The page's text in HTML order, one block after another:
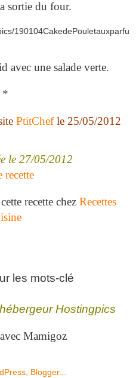
sortie du four.
avec une salade verte.
*
PtitChefle 25/05/2012
le 27/05/2012
recette
recette chez Recettes
les mots-clé
Hostingpics
Mamigoz